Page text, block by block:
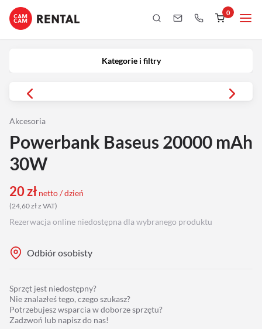
0
Kategorie i filtry
Akcesoria
Powerbank Baseus 20000 mAh
30W
20zł netto / dzień
(24,60złz VAT)
Rezerwacja online niedostępna dla wybranego produktu
Odbiór osobisty
Sprzęt jest niedostępny?
Nie znalazłeś tego, czego szukasz?
Potrzebujesz wsparcia w doborze sprzętu?
Zadzwoń lub napisz do nas!
Kategorie i filtry
Obiektywy
Podgląd
Drony